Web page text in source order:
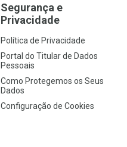
Segurança e
Privacidade
Política de Privacidade
Portal do Titular de Dados
Pessoais
Como Protegemos os Seus
Dados
Configuração de Cookies